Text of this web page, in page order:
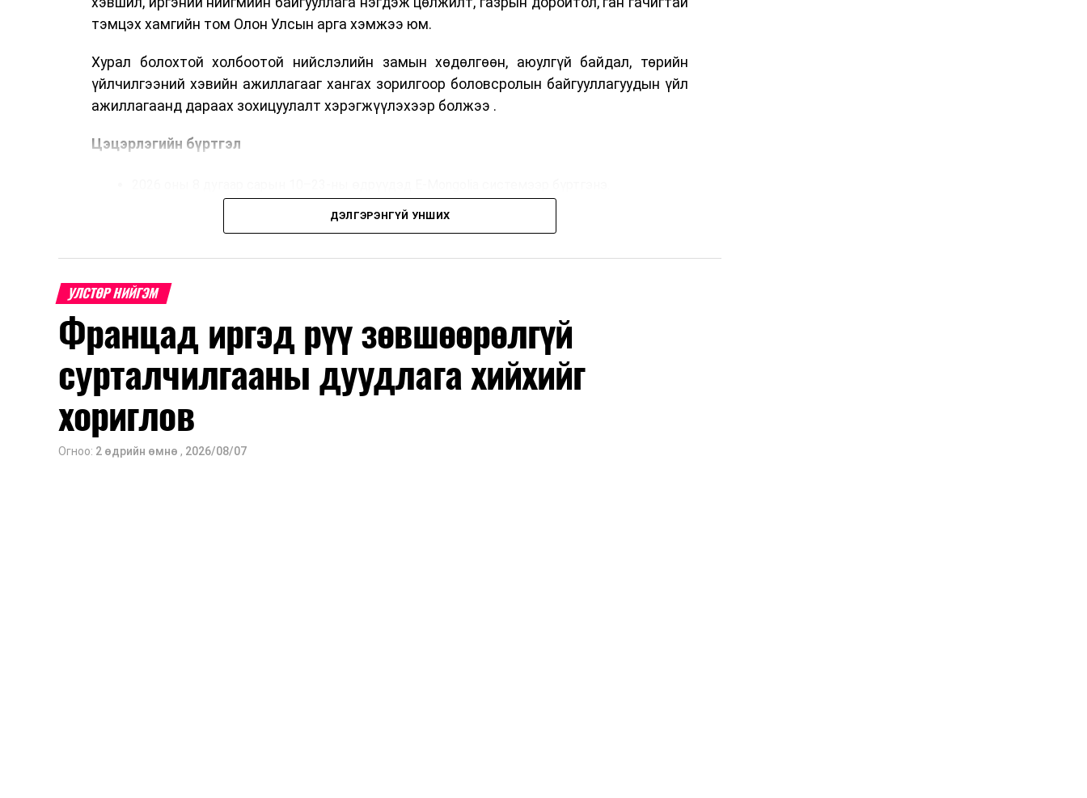
тэмцэх хамгийн том Олон Улсын арга хэмжээ юм.
Хурал болохтой холбоотой нийслэлийн замын хөдөлгөөн, аюулгүй байдал, төрийн
үйлчилгээний хэвийн ажиллагааг хангах зорилгоор боловсролын байгууллагуудын үйл
ажиллагаанд дараах зохицуулалт хэрэгжүүлэхээр болжээ .
Цэцэрлэгийн бүртгэл
2026 оны 8 дугаар сарын 17–28-ны өдрүүдэд E-Mongolia системээр бүртгэнэ.
Энэ хугацаанд хүүхэд бүртгэх дэмжлэгийн баг сургуулиуд дээр ажиллахгүй.
2026 оны 9 дүгээр сарын 1-нээс цахимаар эхэлнэ.
2026 оны 9 дүгээр сарын 14-нөөс танхимаар үргэлжилнэ.
Оюутны дотуур байр
2026 оны 9 дүгээр сарын 13-наас оюутнуудыг дотуур байранд оруулж эхэлнэ.
ДЭЛГЭРЭНГҮЙ УНШИХ
УЛСТӨР НИЙГЭМ
Францад иргэд рүү зөвшөөрөлгүй
сурталчилгааны дуудлага хийхийг
хориглов
Огноо: 2 өдрийн өмнө , 2026/08/07